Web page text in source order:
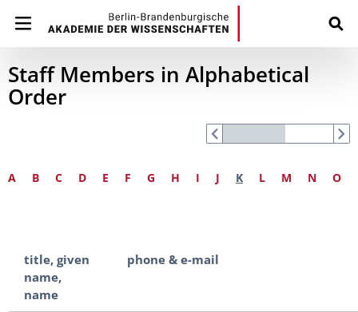
Staff Members in Alphabetical
Order
A B C D E F G H I J K L M N O
title, given
name,
name
phone & e-mail